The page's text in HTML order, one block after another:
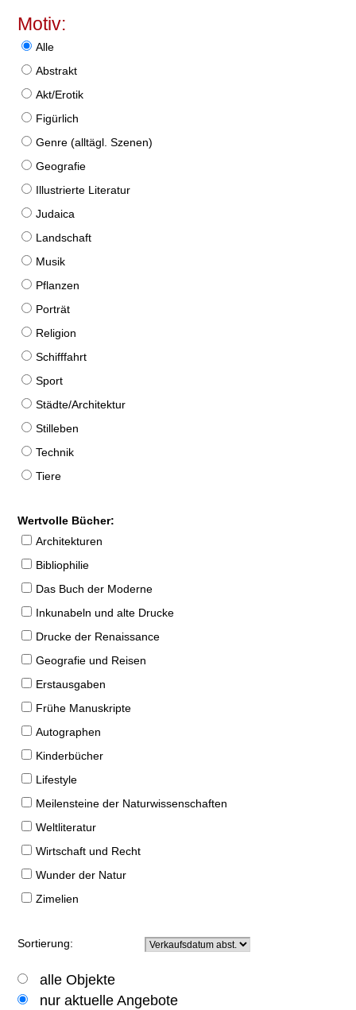
Motiv:
Alle
Abstrakt
Akt/Erotik
Figürlich
Genre (alltägl. Szenen)
Geografie
Illustrierte Literatur
Judaica
Landschaft
Musik
Pflanzen
Porträt
Religion
Schifffahrt
Sport
Städte/Architektur
Stilleben
Technik
Tiere
Wertvolle Bücher:
Architekturen
Bibliophilie
Das Buch der Moderne
Inkunabeln und alte Drucke
Drucke der Renaissance
Geografie und Reisen
Erstausgaben
Frühe Manuskripte
Autographen
Kinderbücher
Lifestyle
Meilensteine der Naturwissenschaften
Weltliteratur
Wirtschaft und Recht
Wunder der Natur
Zimelien
Sortierung:
alle Objekte
nur aktuelle Angebote